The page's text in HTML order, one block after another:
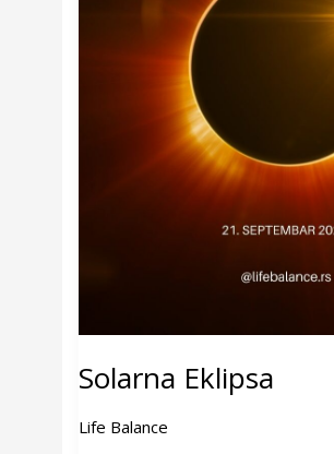
Solarna Eklipsa
Life Balance